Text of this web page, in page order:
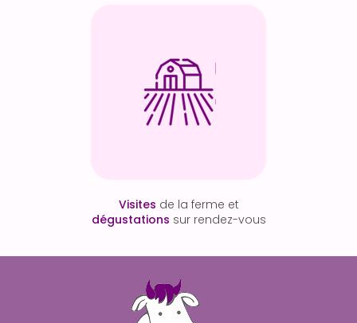
Visites de la ferme et
dégustations sur rendez-vous